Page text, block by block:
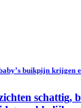
buikpijn krijgen
schattig,